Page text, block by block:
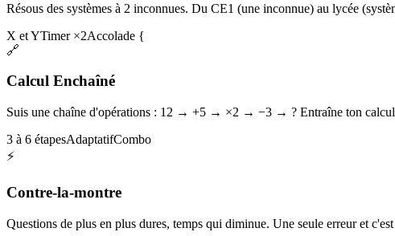
Résous des systèmes à 2 inconnues. Du CE1 (une inconnue) au lycée
X et YTimer ×2Accolade {
🔗
Calcul Enchaîné
Suis une chaîne d'opérations : 12 → +5 → ×2 → −3 → ? Entraîne ton calcul
3 à 6 étapesAdaptatifCombo
⚡
Contre-la-montre
Questions de plus en plus dures, temps qui diminue. Une seule erreur et